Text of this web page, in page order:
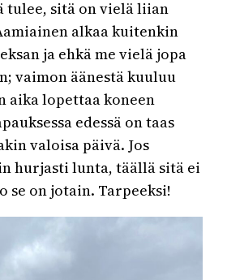
tulee, sitä on vielä liian
alkaa kuitenkin
ja ehkä me vielä jopa
vaimon äänestä kuuluu
aika lopettaa koneen
edessä on taas
valoisa päivä. Jos
hurjasti lunta, täällä sitä ei
se on jotain. Tarpeeksi!